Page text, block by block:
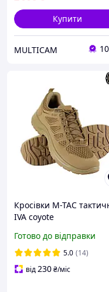
Купити
MULTICAM
Кросівки M-TAC
IVA coyote
Готово до відправки
5.0 (14)
від230₴/міс